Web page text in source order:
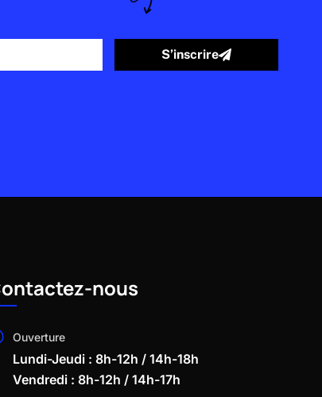
S’inscrire
nous
Ouverture
Lundi-Jeudi : 8h-12h / 14h-18h
Vendredi : 8h-12h / 14h-17h